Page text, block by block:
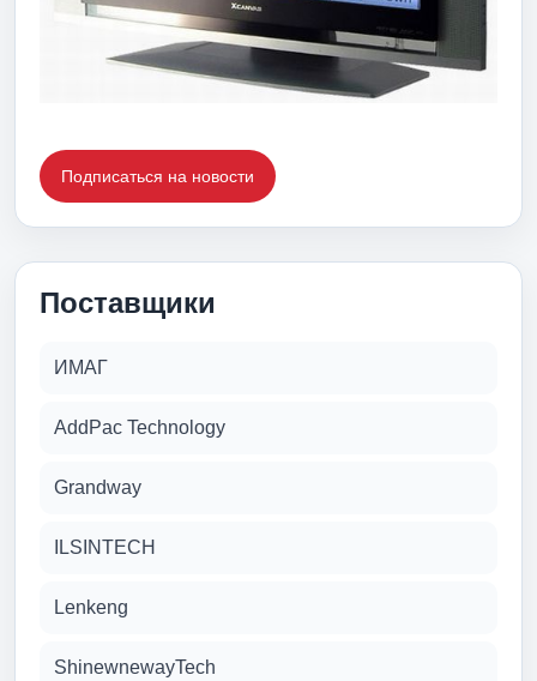
Подписаться на новости
Поставщики
ИМАГ
AddPac Technology
Grandway
ILSINTECH
Lenkeng
ShinewnewayTech